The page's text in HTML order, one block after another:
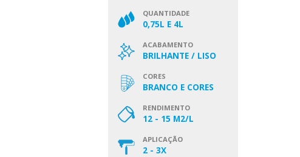
QUANTIDADE
0,75L E 4L
ACABAMENTO
BRILHANTE / LISO
CORES
BRANCO E CORES
RENDIMENTO
12 - 15 M2/L
APLICAÇÃO
2 - 3X